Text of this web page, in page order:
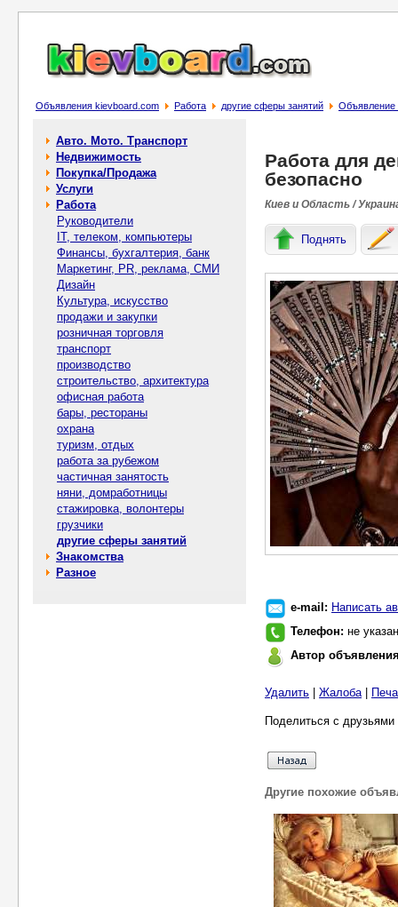
Объявления kievboard.com Работа другие сферы занятий Объявление
Авто. Мото. Транспорт
Недвижимость
Покупка/Продажа
Услуги
Работа
Руководители
IT, телеком, компьютеры
Финансы, бухгалтерия, банк
Маркетинг, PR, реклама, СМИ
Дизайн
Культура, искусство
продажи и закупки
розничная торговля
транспорт
производство
строительство, архитектура
офисная работа
бары, рестораны
охрана
туризм, отдых
работа за рубежом
частичная занятость
няни, домработницы
стажировка, волонтеры
грузчики
другие сферы занятий
Знакомства
Разное
Работа для
безопасно
Киев и Область /
Поднять
e-mail: Написать
Телефон: не указан
Автор
Удалить Жалоба|
Поделиться с
Другие похожие